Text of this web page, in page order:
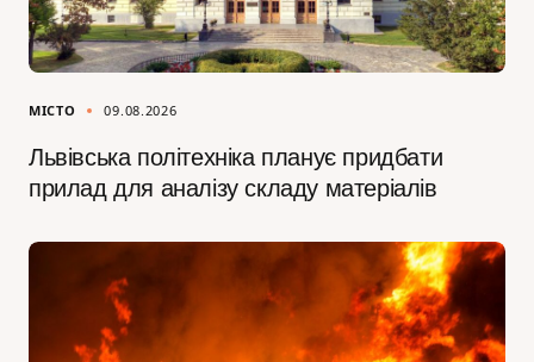
МІСТО 09.08.2026
Львівська політехніка планує придбати
прилад для аналізу складу матеріалів